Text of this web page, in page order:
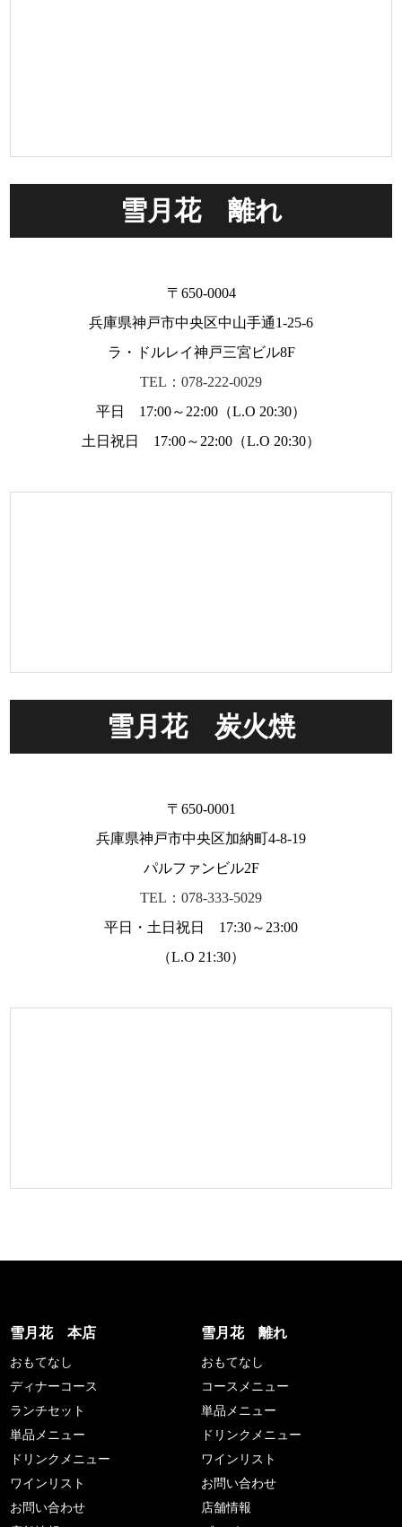
雪月花 離れ
〒650-0004
兵庫県神戸市中央区中山手通1-25-6
ラ・ドルレイ神戸三宮ビル8F
TEL：078-222-0029
平日 17:00～22:00（L.O 20:30）
土日祝日 17:00～22:00（L.O 20:30）
雪月花 炭火焼
〒650-0001
兵庫県神戸市中央区加納町4-8-19
パルファンビル2F
TEL：078-333-5029
平日・土日祝日 17:30～23:00
（L.O 21:30）
雪月花 本店
おもてなし
ディナーコース
ランチセット
単品メニュー
ドリンクメニュー
ワインリスト
お問い合わせ
雪月花 離れ
おもてなし
コースメニュー
単品メニュー
ドリンクメニュー
ワインリスト
お問い合わせ
店舗情報